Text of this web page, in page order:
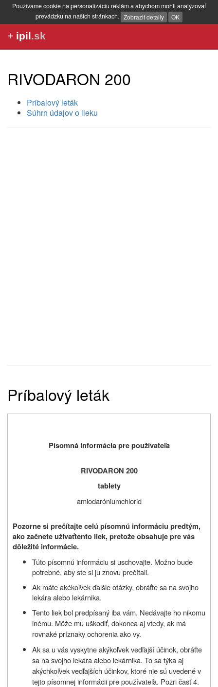
Používame cookie na personalizáciu reklám a abychom mohli analyzovať
prevádzku na našich stránkach. Zobrazit detaily OK
+ ipil.sk
RIVODARON 200
Príbalový leták
Súhrn údajov o lieku
Príbalový leták
Písomná informácia pre používateľa
RIVODARON 200
tablety
amiodaróniumchlorid
Pozorne si prečítajte celú písomnú informáciu predtým,
ako začnete užívaťtento liek, pretože obsahuje pre vás
dôležité informácie.
Túto písomnú informáciu si uschovajte. Možno bude
potrebné, aby ste si ju znovu prečítali.
Ak máte akékoľvek ďalšie otázky, obráťte sa na svojho
lekára alebo lekárnika.
Tento liek bol predpísaný iba vám. Nedávajte ho nikomu
inému. Môže mu uškodiť, dokonca aj vtedy, ak má
rovnaké príznakyochoreniaako vy.
Ak sa u vás vyskytne akýkoľvek vedľajší účinok, obráťte
sa na svojho lekára alebo lekárnika. To sa týka aj
akýchkoľvek vedľajších účinkov, ktoré nie sú uvedené v
tejto písomnej informácii pre používateľa. Pozri časť 4.